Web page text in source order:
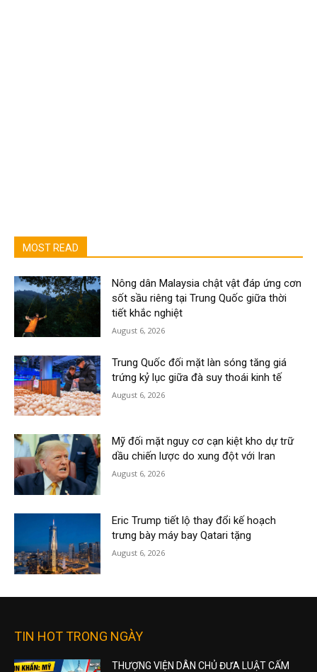
MOST READ
Nông dân Malaysia chật vật đáp ứng cơn
sốt sầu riêng tại Trung Quốc giữa thời
tiết khắc nghiệt
August 6, 2026
Trung Quốc đối mặt làn sóng tăng giá
trứng kỷ lục giữa đà suy thoái kinh tế
August 6, 2026
Mỹ đối mặt nguy cơ cạn kiệt kho dự trữ
dầu chiến lược do xung đột với Iran
August 6, 2026
Eric Trump tiết lộ thay đổi kế hoạch
trưng bày máy bay Qatari tặng
August 6, 2026
TIN HOT TRONG NGÀY
THƯỢNG VIỆN DÂN CHỦ ĐƯA LUẬT CẤM